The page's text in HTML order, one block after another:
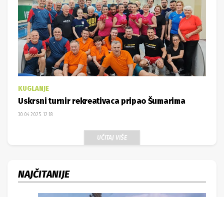
KUGLANJE
Uskrsni turnir rekreativaca pripao Šumarima
30.04.2025. 12:18
UČITAJ VIŠE
NAJČITANIJE